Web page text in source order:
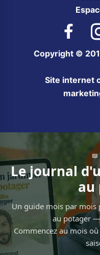
Facebook
Copyright ©
Site internet
Le journal
au
Un guide mois par
au potager
Commencez au mois